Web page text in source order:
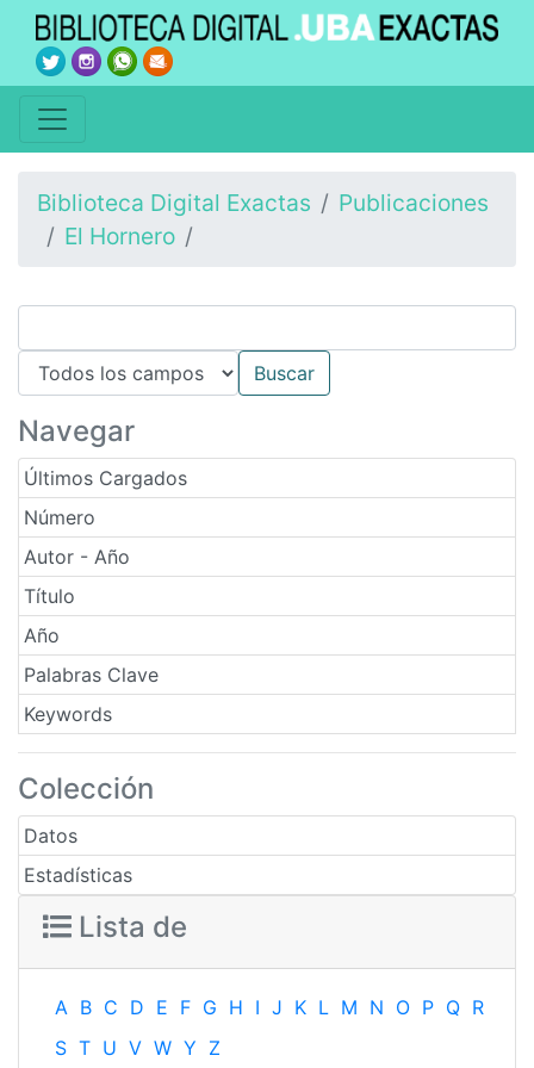
Biblioteca Digital Exactas
Publicaciones
El Hornero
Navegar
Últimos Cargados
Número
Autor - Año
Título
Año
Palabras Clave
Keywords
Colección
Datos
Estadísticas
Lista de
A B C D E F G H I J K L M N O P Q R
S T U V W Y Z